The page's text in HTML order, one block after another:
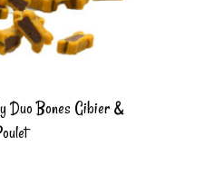
Duo Bones Gibier &